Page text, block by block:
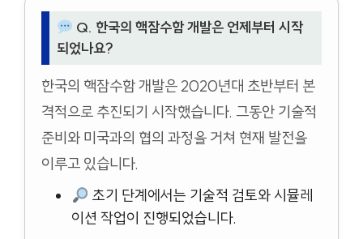
Q. 한국의 핵잠수함 개발은 언제부터 시작
되었나요?
한국의 핵잠수함 개발은 2020년대 초반부터 본
격적으로 추진되기 시작했습니다. 그동안 기술적
준비와 미국과의 협의 과정을 거쳐 현재 발전을
이루고 있습니다.
초기 단계에서는 기술적 검토와 시뮬레
이션 작업이 진행되었습니다.